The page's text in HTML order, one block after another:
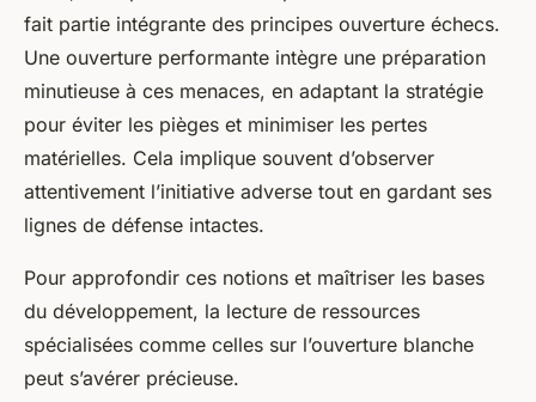
fait partie intégrante des principes ouverture échecs.
Une ouverture performante intègre une préparation
minutieuse à ces menaces, en adaptant la stratégie
pour éviter les pièges et minimiser les pertes
matérielles. Cela implique souvent d’observer
attentivement l’initiative adverse tout en gardant ses
lignes de défense intactes.
Pour approfondir ces notions et maîtriser les bases
du développement, la lecture de ressources
spécialisées comme celles sur l’ouverture blanche
peut s’avérer précieuse.